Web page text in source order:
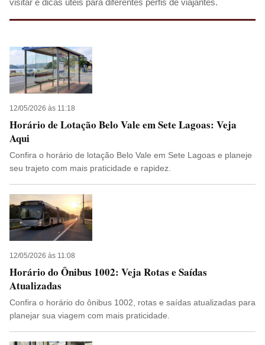
visitar e dicas úteis para diferentes perfis de viajantes.
12/05/2026 às 11:18
Horário de Lotação Belo Vale em Sete Lagoas: Veja
Aqui
Confira o horário de lotação Belo Vale em Sete Lagoas e planeje
seu trajeto com mais praticidade e rapidez.
12/05/2026 às 11:08
Horário do Ônibus 1002: Veja Rotas e Saídas
Atualizadas
Confira o horário do ônibus 1002, rotas e saídas atualizadas para
planejar sua viagem com mais praticidade.